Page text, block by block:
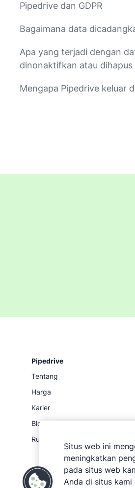
Pipedrive dan GDPR
Bagaimana data
Apa yang terjadi dengan
dinonaktifkan atau dihapus
Mengapa Pipedrive keluar
Pipedrive
Tentang
Harga
Karier
Blog
Ruang berita
Situs web ini
meningkatkan
pada situs web
Anda di situs kami